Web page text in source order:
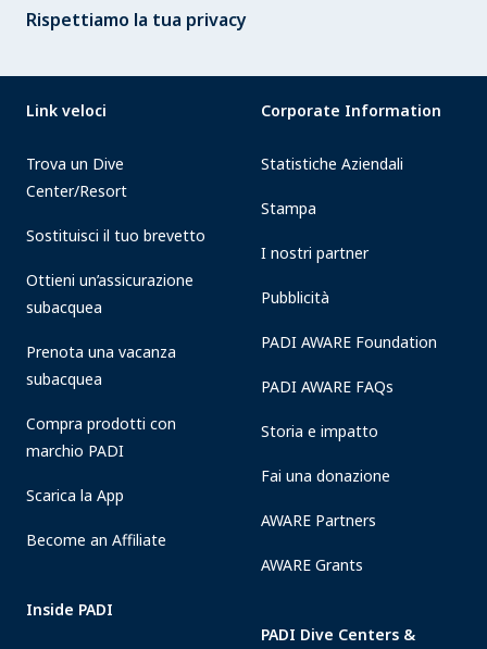
Rispettiamo la tua privacy
Link veloci
Trova un Dive
Center/Resort
Sostituisci il tuo brevetto
Ottieni un’assicurazione
subacquea
Prenota una vacanza
subacquea
Compra prodotti con
marchio PADI
Scarica la App
Become an Affiliate
Inside PADI
Corporate Information
Statistiche Aziendali
Stampa
I nostri partner
Pubblicità
PADI AWARE Foundation
PADI AWARE FAQs
Storia e impatto
Fai una donazione
AWARE Partners
AWARE Grants
PADI Dive Centers &